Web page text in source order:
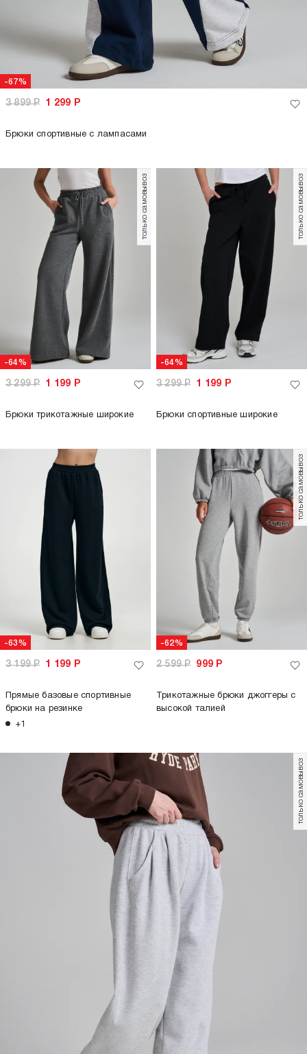
-67%
3 899Р 1 299 Р
Брюки спортивные с лампасами
-64%
только самовывоз
3 299Р 1 199 Р
Брюки трикотажные широкие
-64%
только самовывоз
3 299Р 1 199 Р
Брюки спортивные широкие
-63%
3 199Р 1 199 Р
Прямые базовые спортивные
брюки на резинке
+1
-62%
только самовывоз
2 599Р 999 Р
Трикотажные брюки джоггеры с
высокой талией
только самовывоз